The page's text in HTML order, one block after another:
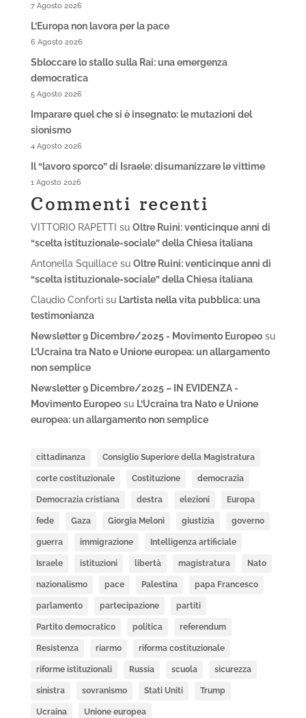
7 Agosto 2026
L’Europa non lavora per la pace
6 Agosto 2026
Sbloccare lo stallo sulla Rai: una emergenza
democratica
5 Agosto 2026
Imparare quel che si è insegnato: le mutazioni del
sionismo
4 Agosto 2026
Il “lavoro sporco” di Israele: disumanizzare le vittime
1 Agosto 2026
Commenti recenti
VITTORIO RAPETTI su Oltre Ruini: venticinque anni di
“scelta istituzionale-sociale” della Chiesa italiana
Antonella Squillacesu Oltre Ruini: venticinque anni di
“scelta istituzionale-sociale” della Chiesa italiana
Claudio Confortisu L’artista nella vita pubblica: una
testimonianza
Newsletter 9 Dicembre/2025 - Movimento Europeosu
L’Ucraina tra Nato e Unione europea: un allargamento
non semplice
Newsletter 9 Dicembre/2025 – IN EVIDENZA -
Movimento Europeosu L’Ucraina tra Nato e Unione
europea: un allargamento non semplice
cittadinanza Consiglio Superiore della Magistratura
corte costituzionale Costituzione democrazia
Democrazia cristiana destra elezioni Europa
fede Gaza Giorgia Meloni giustizia governo
guerra immigrazione Intelligenza artificiale
Israele istituzioni libertà magistratura Nato
nazionalismo pace Palestina papa Francesco
parlamento partecipazione partiti
Partito democratico politica referendum
Resistenza riarmo riforma costituzionale
riforme istituzionali Russia scuola sicurezza
sinistra sovranismo Stati Uniti Trump
Ucraina Unione europea